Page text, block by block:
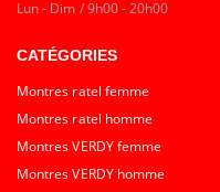
Lun - Dim / 9h00 - 20h00
CATÉGORIES
Montres ratel femme
Montres ratel homme
Montres VERDY femme
Montres VERDY homme